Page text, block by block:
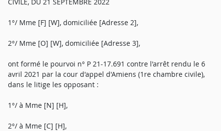
1°/ Mme [F] [W], domiciliée [Adresse 2],
2°/ Mme [O] [W], domiciliée [Adresse 3],
ont formé le pourvoi n° P 21-17.691 contre l'arrêt rendu le 6
avril 2021 par la cour d'appel d'Amiens (1re chambre civile),
dans le litige les opposant :
1°/ à Mme [N] [H],
2°/ à Mme [C] [H],